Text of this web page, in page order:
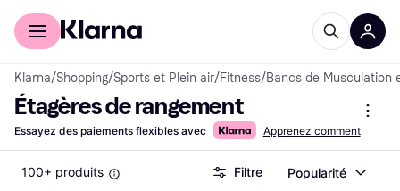
Acheter avec Klarna
Klarna/Shopping/Sports et Plein air/Fitness/Bancs de Musculation
Étagères de rangement
Essayez des paiements flexibles avec Apprenez comment
100+ produits Filtre Popularité